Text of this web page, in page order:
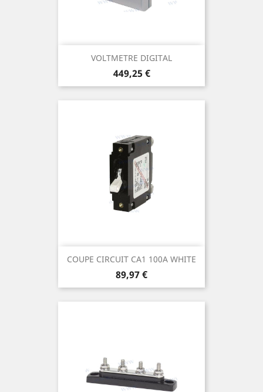
VOLTMETRE DIGITAL
Prix
449,25 €
COUPE CIRCUIT CA1 100A WHITE
Prix
89,97 €